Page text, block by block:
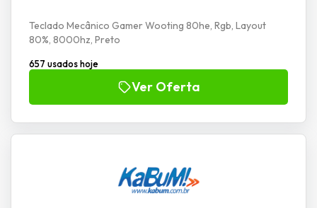
Teclado Mecânico Gamer Wooting 80he, Rgb, Layout
80%, 8000hz, Preto
657 usados hoje
Ver Oferta